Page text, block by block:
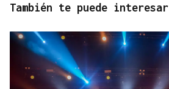
También te puede interesar